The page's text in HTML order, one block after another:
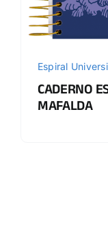
Espiral
CADERNO
MAFALDA